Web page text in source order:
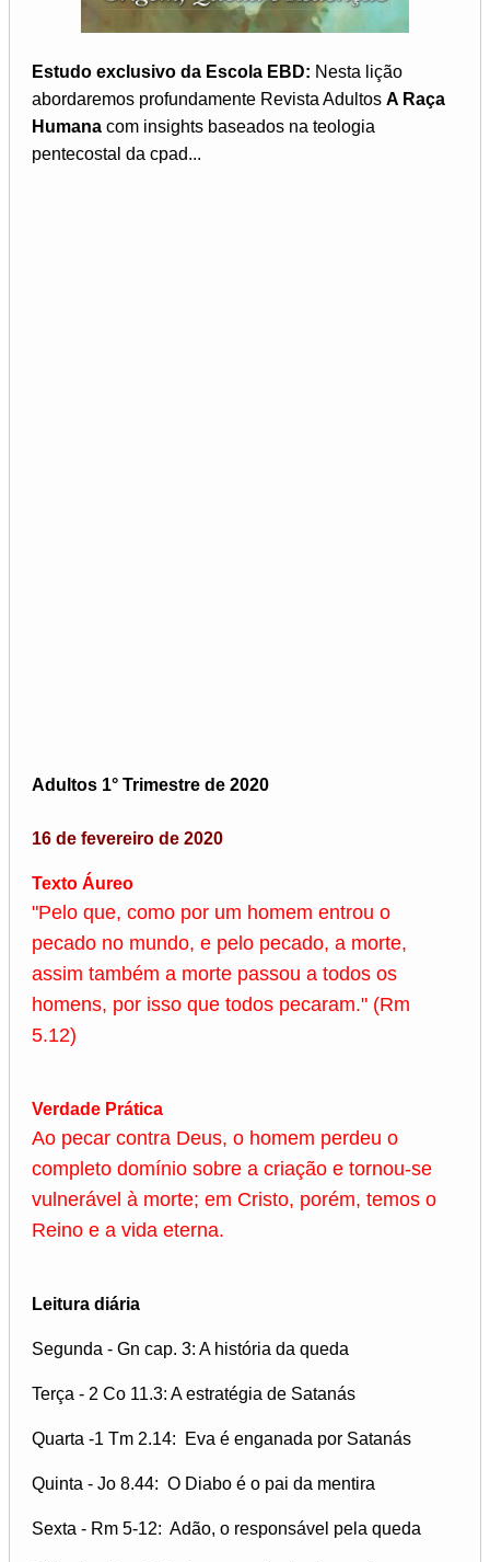
Estudo exclusivo da Escola EBD: Nesta lição
abordaremos profundamente Revista Adultos A Raça
Humana com insights baseados na teologia
pentecostal da cpad...
Adultos 1° Trimestre de 2020
16 de fevereiro de 2020
Texto Áureo
"Pelo que, como por um homem entrou o
pecado no mundo, e pelo pecado, a morte,
assim também a morte passou a todos os
homens, por isso que todos pecaram." (Rm
5.12)
Verdade Prática
Ao pecar contra Deus, o homem perdeu o
completo domínio sobre a criação e tornou-se
vulnerável à morte; em Cristo, porém, temos o
Reino e a vida eterna.
Leitura diária
Segunda - Gn cap. 3: A história da queda
Terça - 2 Co 11.3: A estratégia de Satanás
Quarta -1 Tm 2.14: Eva é enganada por Satanás
Quinta - Jo 8.44: O Diabo é o pai da mentira
Sexta - Rm 5-12: Adão, o responsável pela queda